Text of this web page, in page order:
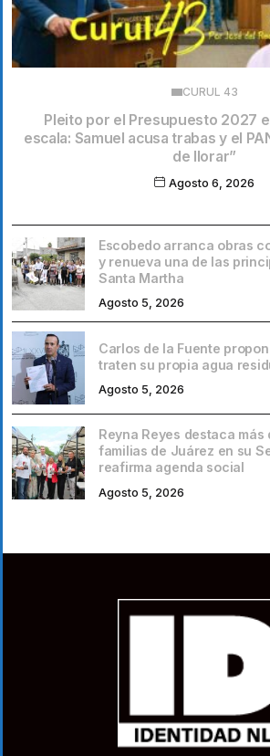
CURUL 43
Pleito por el Presupuesto 2027
escala: Samuel acusa trabas y el
de llorar”
Agosto 6, 2026
Escobedo arranca obras
y renueva una de las
Santa Martha
Agosto 5, 2026
Carlos de la Fuente
traten su propia agua
Agosto 5, 2026
Reyna Reyes destaca más
familias de Juárez en su
reafirma agenda social
Agosto 5, 2026